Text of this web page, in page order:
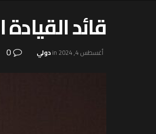
قائد
أغسطس 4, 2024 inدولي